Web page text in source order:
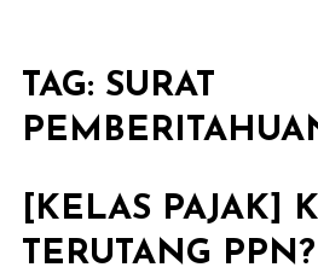
TAG: SURAT
[KELAS PAJAK]
TERUTANG PPN?